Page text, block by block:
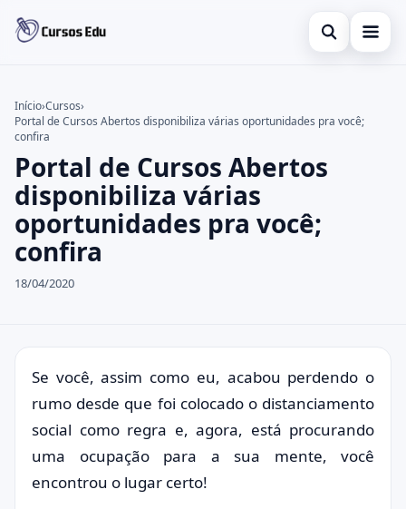
Abrir busca
Inglês
Idiomas
espanhol
Buscar no site
Buscar por:
Pressione Enter para buscar ou ESC para fechar.
Início›Cursos›
Portal de Cursos Abertos disponibiliza várias oportunidades pra você;
confira
Portal de Cursos Abertos
disponibiliza várias
oportunidades pra você;
confira
18/04/2020
Se você, assim como eu, acabou perdendo o
rumo desde que foi colocado o distanciamento
social como regra e, agora, está procurando
uma ocupação para a sua mente, você
encontrou o lugar certo!